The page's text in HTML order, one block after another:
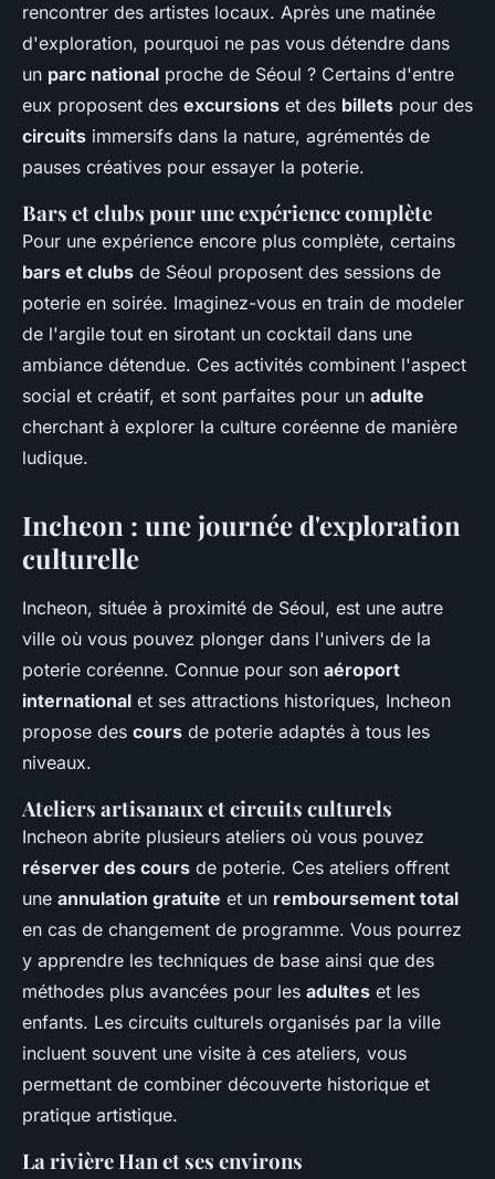
rencontrer des artistes locaux. Après une matinée
d'exploration, pourquoi ne pas vous détendre dans
un parc national proche de Séoul ? Certains d'entre
eux proposent des excursions et des billets pour des
circuits immersifs dans la nature, agrémentés de
pauses créatives pour essayer la poterie.
Bars et clubs pour une expérience complète
Pour une expérience encore plus complète, certains
bars et clubs de Séoul proposent des sessions de
poterie en soirée. Imaginez-vous en train de modeler
de l'argile tout en sirotant un cocktail dans une
ambiance détendue. Ces activités combinent l'aspect
social et créatif, et sont parfaites pour un adulte
cherchant à explorer la culture coréenne de manière
ludique.
Incheon : une journée d'exploration
culturelle
Incheon, située à proximité de Séoul, est une autre
ville où vous pouvez plonger dans l'univers de la
poterie coréenne. Connue pour son aéroport
international et ses attractions historiques, Incheon
propose des cours de poterie adaptés à tous les
niveaux.
Ateliers artisanaux et circuits culturels
Incheon abrite plusieurs ateliers où vous pouvez
réserver des cours de poterie. Ces ateliers offrent
une annulation gratuite et un remboursement total
en cas de changement de programme. Vous pourrez
y apprendre les techniques de base ainsi que des
méthodes plus avancées pour les adultes et les
enfants. Les circuits culturels organisés par la ville
incluent souvent une visite à ces ateliers, vous
permettant de combiner découverte historique et
pratique artistique.
La rivière Han et ses environs